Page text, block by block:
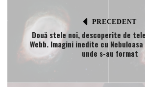
PRECEDENT
Două stele noi, descoperite de
Webb. Imagini inedite cu
unde s-au format